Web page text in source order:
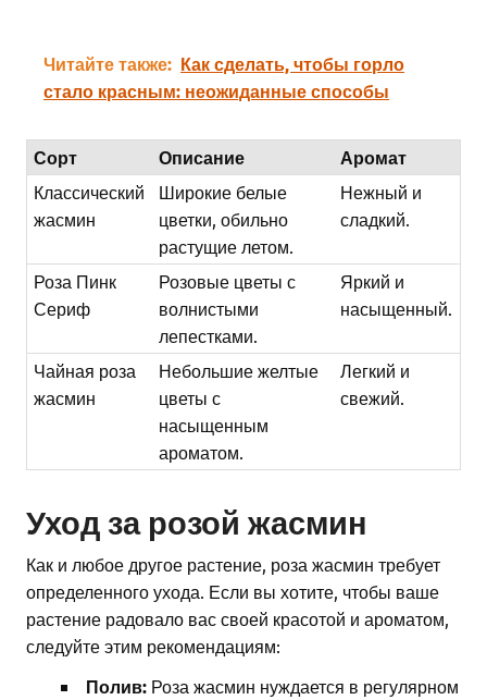
Читайте также: Как сделать, чтобы горло
стало красным: неожиданные способы
Сорт Описание Аромат
Классический
жасмин
Широкие белые
цветки, обильно
растущие летом.
Нежный и
сладкий.
Роза Пинк
Сериф
Розовые цветы с
волнистыми
лепестками.
Яркий и
насыщенный.
Чайная роза
жасмин
Небольшие желтые
цветы с
насыщенным
ароматом.
Легкий и
свежий.
Уход за розой жасмин
Как и любое другое растение, роза жасмин требует
определенного ухода. Если вы хотите, чтобы ваше
растение радовало вас своей красотой и ароматом,
следуйте этим рекомендациям:
Полив: Роза жасмин нуждается в регулярном